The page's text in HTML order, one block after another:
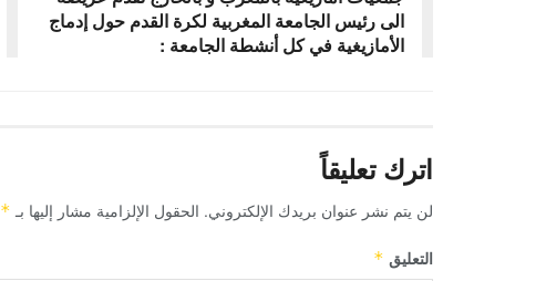
الى رئيس الجامعة المغربية لكرة القدم حول إدماج
الأمازيغية في كل أنشطة الجامعة :
اترك تعليقاً
لن يتم نشر عنوان بريدك الإلكتروني. الحقول الإلزامية مشار إليها بـ *
التعليق *